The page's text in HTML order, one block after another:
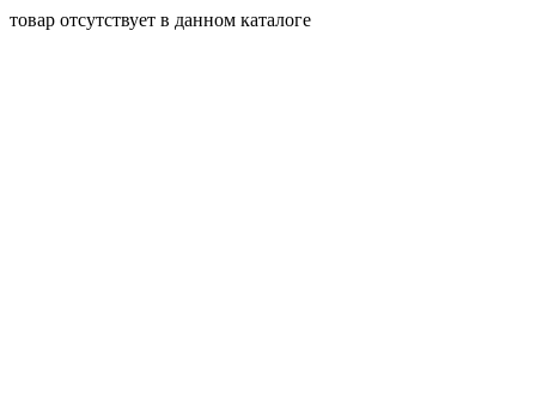
товар отсутствует в данном каталоге